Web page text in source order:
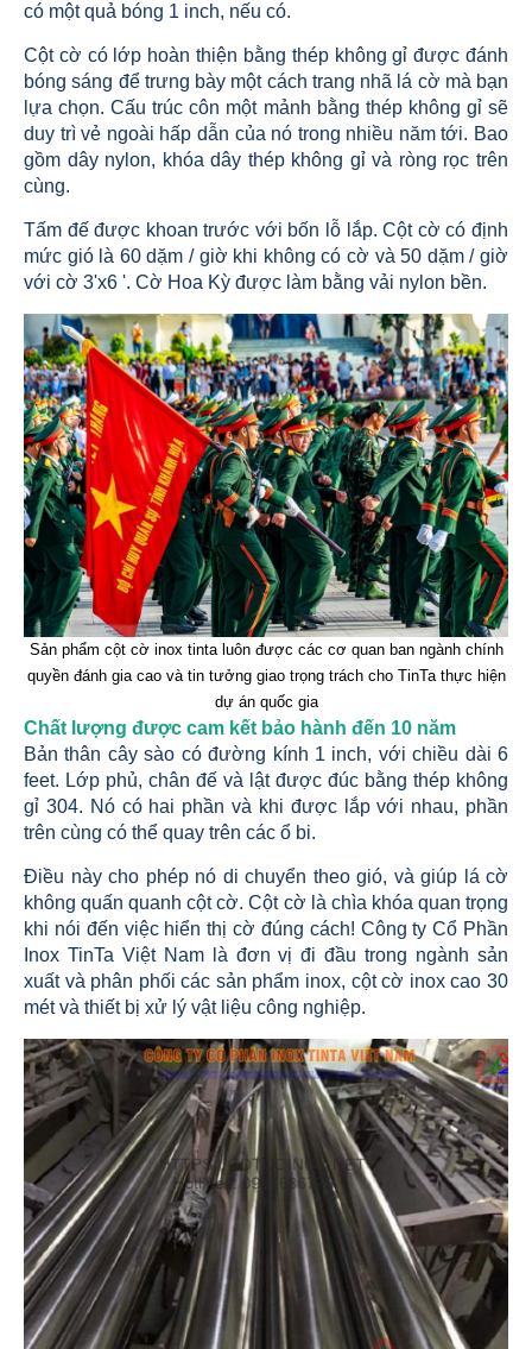
có một quả bóng 1 inch, nếu có.
Cột cờ có lớp hoàn thiện bằng thép không gỉ được đánh
bóng sáng để trưng bày một cách trang nhã lá cờ mà bạn
lựa chọn. Cấu trúc côn một mảnh bằng thép không gỉ sẽ
duy trì vẻ ngoài hấp dẫn của nó trong nhiều năm tới. Bao
gồm dây nylon, khóa dây thép không gỉ và ròng rọc trên
cùng.
Tấm đế được khoan trước với bốn lỗ lắp. Cột cờ có định
mức gió là 60 dặm / giờ khi không có cờ và 50 dặm / giờ
với cờ 3'x6 '. Cờ Hoa Kỳ được làm bằng vải nylon bền.
Sản phẩm cột cờ inox tinta luôn được các cơ quan ban ngành chính
quyền đánh gia cao và tin tưởng giao trọng trách cho TinTa thực hiện
dự án quốc gia
Chất lượng được cam kết bảo hành đến 10 năm
Bản thân cây sào có đường kính 1 inch, với chiều dài 6
feet. Lớp phủ, chân đế và lật được đúc bằng thép không
gỉ 304. Nó có hai phần và khi được lắp với nhau, phần
trên cùng có thể quay trên các ổ bi.
Điều này cho phép nó di chuyển theo gió, và giúp lá cờ
không quấn quanh cột cờ. Cột cờ là chìa khóa quan trọng
khi nói đến việc hiển thị cờ đúng cách! Công ty Cổ Phần
Inox TinTa Việt Nam là đơn vị đi đầu trong ngành sản
xuất và phân phối các sản phẩm inox, cột cờ inox cao 30
mét và thiết bị xử lý vật liệu công nghiệp.